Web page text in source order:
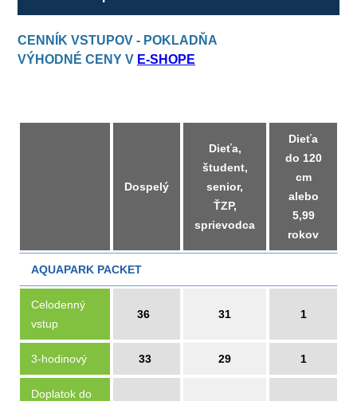
CENNÍK VSTUPOV - POKLADŇA
VÝHODNÉ CENY V E-SHOPE
Dospelý
Dieťa,
študent,
senior,
ŤZP,
sprievodca
Dieťa
do 120
cm
alebo
5,99
rokov
AQUAPARK PACKET
Celodenný
vstup
36 31 1
3-hodinový 33 29 1
Doplatok do